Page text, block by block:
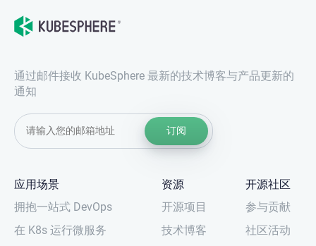
通过邮件接收 KubeSphere 最新的技术博客与产品更新的
通知
订阅
应用场景
拥抱一站式 DevOps
在 K8s 运行微服务
资源
开源项目
技术博客
开源社区
参与贡献
社区活动